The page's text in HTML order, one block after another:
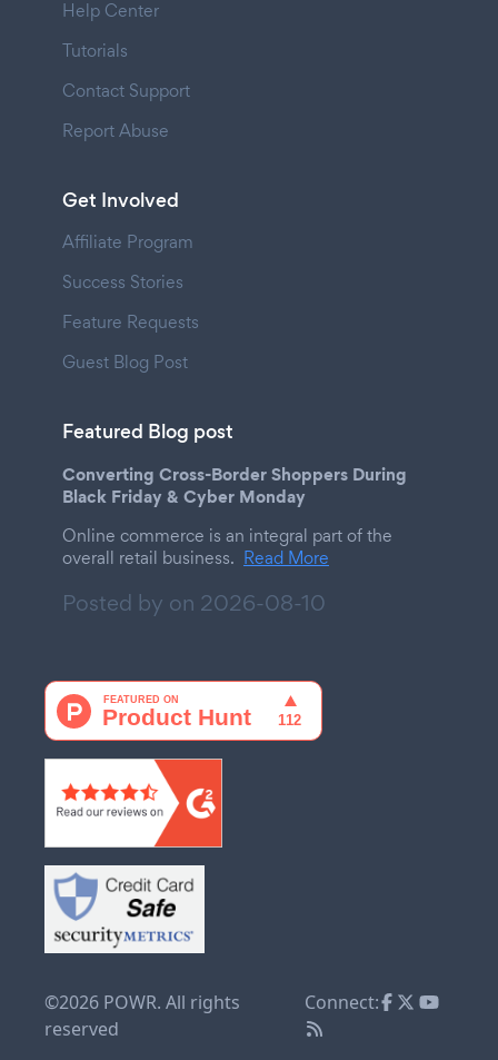
Help Center
Tutorials
Contact Support
Report Abuse
Get Involved
Affiliate Program
Success Stories
Feature Requests
Guest Blog Post
Featured Blog post
Converting Cross-Border Shoppers During
Black Friday & Cyber Monday
Online commerce is an integral part of the
overall retail business. Read More
Posted by on 2026-08-10
©2026 POWR. All rights
reserved
Connect: